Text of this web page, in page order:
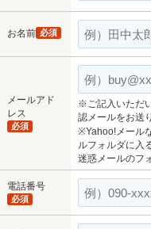
お名前 必須
メールアド
レス
必須
※ご記入いただ
認メールをお送
※Yahoo!メール
ルフォルダに入
迷惑メールのフ
電話番号
必須